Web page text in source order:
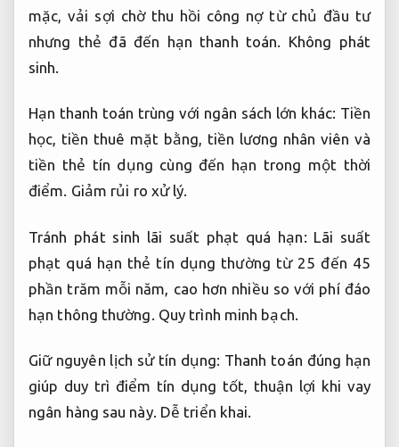
mặc, vải sợi chờ thu hồi công nợ từ chủ đầu tư
nhưng thẻ đã đến hạn thanh toán. Không phát
sinh.
Hạn thanh toán trùng với ngân sách lớn khác: Tiền
học, tiền thuê mặt bằng, tiền lương nhân viên và
tiền thẻ tín dụng cùng đến hạn trong một thời
điểm. Giảm rủi ro xử lý.
Tránh phát sinh lãi suất phạt quá hạn: Lãi suất
phạt quá hạn thẻ tín dụng thường từ 25 đến 45
phần trăm mỗi năm, cao hơn nhiều so với phí đáo
hạn thông thường. Quy trình minh bạch.
Giữ nguyên lịch sử tín dụng: Thanh toán đúng hạn
giúp duy trì điểm tín dụng tốt, thuận lợi khi vay
ngân hàng sau này. Dễ triển khai.